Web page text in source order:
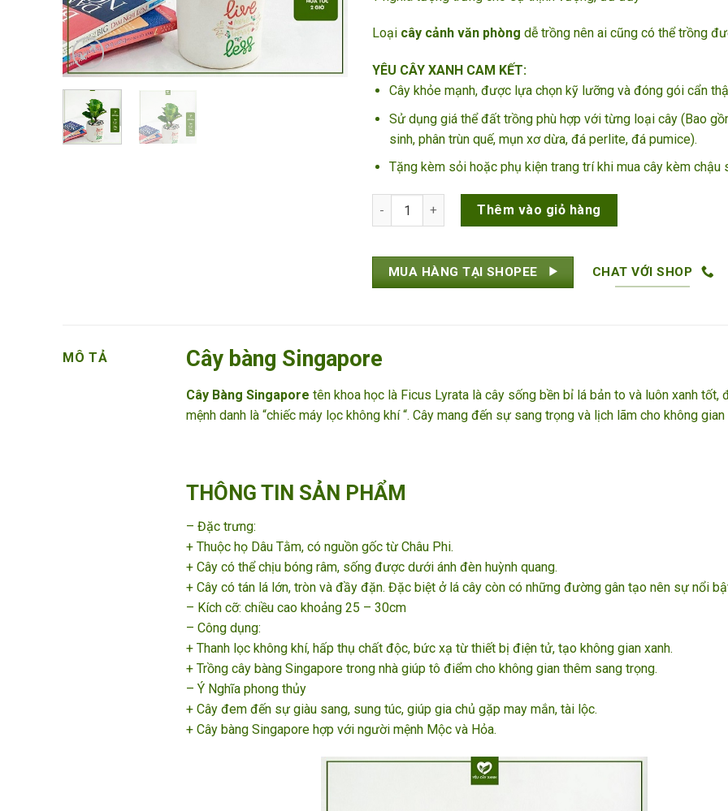
Loại cây cảnh văn phòngdễ trồng nên ai cũng có thể trồng
YÊU CÂY XANH CAM KẾT:
Cây khỏe mạnh, được lựa chọn kỹ lưỡng và đóng gói cẩn
Sử dụng giá thể đất trồng phù hợp với từng loại cây (Bao
sinh, phân trùn quế, mụn xơ dừa, đá perlite, đá pumice).
Tặng kèm sỏi hoặc phụ kiện trang trí khi mua cây kèm chậu
Cây Bàng Singapore số lượngThêm vào giỏ hàng
MUA HÀNG TẠI SHOPEE CHAT VỚI SHOP
MÔ TẢ Cây bàng Singapore
Cây Bàng Singapore tên khoa học là Ficus Lyrata là cây sống bền bỉ lá bản to và luôn xanh tốt,
mệnh danh là “chiếc máy lọc không khí “. Cây mang đến sự sang trọng và lịch lãm cho không gian
THÔNG TIN SẢN PHẨM
– Đặc trưng:
+ Thuộc họ Dâu Tằm, có nguồn gốc từ Châu Phi.
+ Cây có thể chịu bóng râm, sống được dưới ánh đèn huỳnh quang.
+ Cây có tán lá lớn, tròn và đầy đặn. Đặc biệt ở lá cây còn có những đường gân tạo nên sự nổi
– Kích cỡ: chiều cao khoảng 25 – 30cm
– Công dụng:
+ Thanh lọc không khí, hấp thụ chất độc, bức xạ từ thiết bị điện tử, tạo không gian xanh.
+ Trồng cây bàng Singapore trong nhà giúp tô điểm cho không gian thêm sang trọng.
– Ý Nghĩa phong thủy
+ Cây đem đến sự giàu sang, sung túc, giúp gia chủ gặp may mắn, tài lộc.
+ Cây bàng Singapore hợp với người mệnh Mộc và Hỏa.